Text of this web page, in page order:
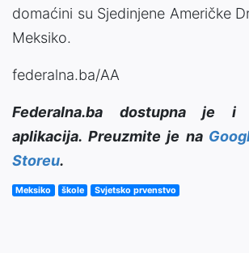
domaćini su Sjedinjene Američke
Meksiko.
federalna.ba/AA
Federalna.ba dostupna je i
aplikacija. Preuzmite je na
Storeu.
Meksiko škole Svjetsko prvenstvo